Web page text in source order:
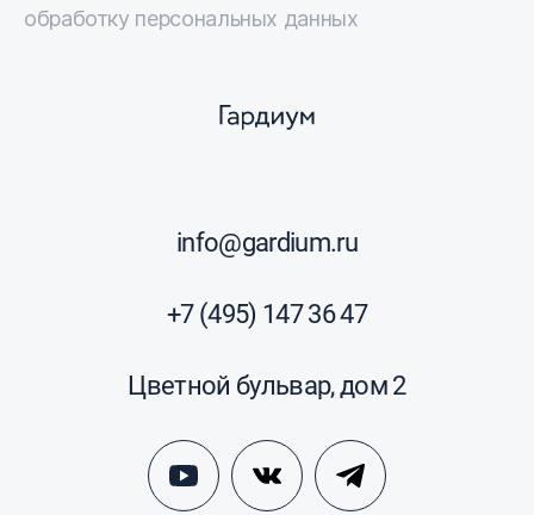
обработку персональных данных
info@gardium.ru
+7 (495) 147 36 47
Цветной бульвар, дом 2